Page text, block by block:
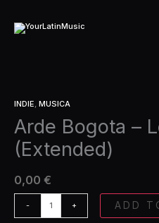
contenido
INDIE, MUSICA
Arde Bogota –
(Extended)
0,00 €
-
Bogota
Los
Perros
quantity
+ ADD
Perros
(Extended)